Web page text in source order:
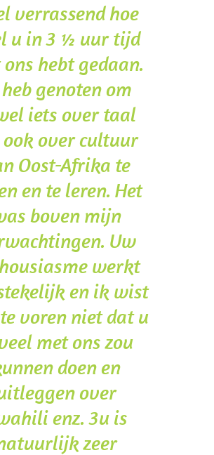
verrassend hoe
u in 3 ½ uur tijd
hebt gedaan.
genoten om
iets over taal
over cultuur
Oost-Afrika te
en te leren. Het
boven mijn
Uw
werkt
en ik wist
voren niet dat u
met ons zou
doen en
over
enz. 3u is
zeer